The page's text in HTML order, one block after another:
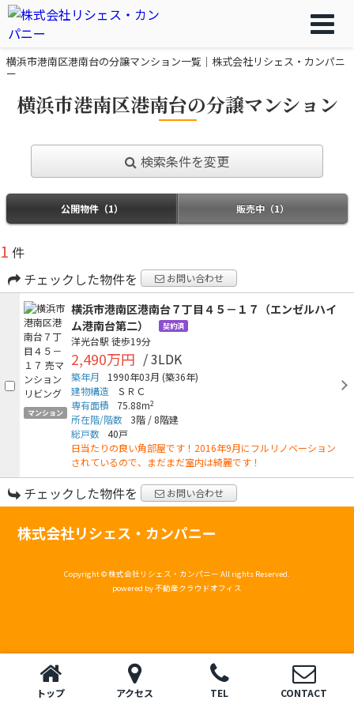
横浜市港南区港南台の分譲マンション一覧｜株式会社リシェス・カンパニ
ー
横浜市港南区港南台の分譲マンション
検索条件を変更
公開物件（1） 販売中（1）
1 件
チェックした物件を
お問い合わせ
マンション
横浜市港南区港南台７丁目４５－１７（エンゼルハイ
ム港南台第二）
契約済
洋光台駅 徒歩19分
2,490万円 / 3LDK
築年月 1990年03月 (築36年)
建物構造
ＳＲＣ
専有面積
75.88m2
所在階/階数 3階 / 8階建
総戸数 40戸
日当たりの良い角部屋です！2016年9月にフルリノベーション
されているので、まだまだ室内は綺麗です！
チェックした物件を お問い合わせ
トップ お問い合わせ
株式会社リシェス・カンパニー
トップ アクセス TEL CONTACT
Copyright © 株式会社リシェス・カンパニー All rights Reserved.
powered by 不動産クラウドオフィス